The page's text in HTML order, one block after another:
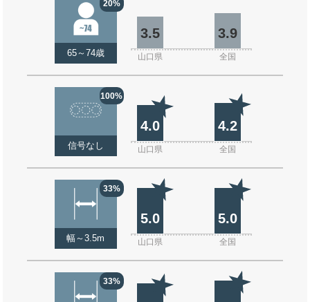
20%
65～74歳
3.5 3.9
山口県 全国
100%
信号なし
4.0 4.2
山口県 全国
33%
幅～3.5m
5.0 5.0
山口県 全国
33%